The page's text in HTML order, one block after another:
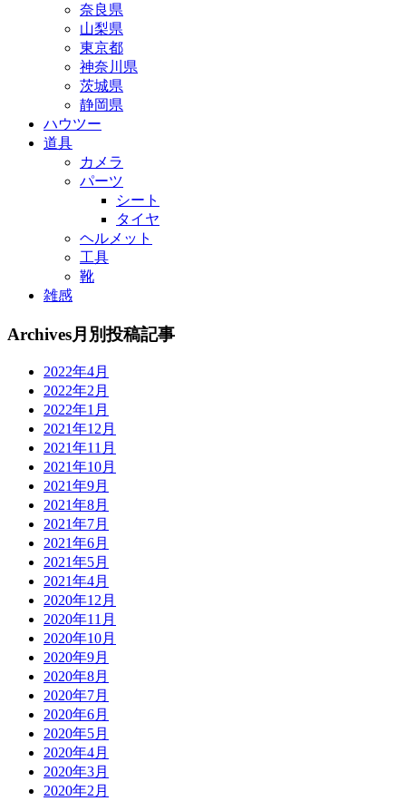
奈良県
山梨県
東京都
神奈川県
茨城県
静岡県
ハウツー
道具
カメラ
パーツ
シート
タイヤ
ヘルメット
工具
靴
雑感
Archives月別投稿記事
2022年4月
2022年2月
2022年1月
2021年12月
2021年11月
2021年10月
2021年9月
2021年8月
2021年7月
2021年6月
2021年5月
2021年4月
2020年12月
2020年11月
2020年10月
2020年9月
2020年8月
2020年7月
2020年6月
2020年5月
2020年4月
2020年3月
2020年2月